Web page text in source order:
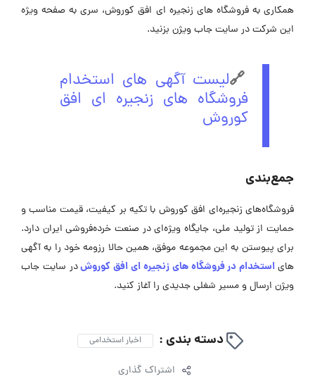
همکاری به فروشگاه های زنجیره ای افق کوروش، سری به صفحه ویژه
این شرکت در ‌سایت جاب ویژن بزنید.
🔗لیست آگهی های استخدام
فروشگاه های زنجیره ای افق
کوروش
جمع‌بندی
فروشگاه‌های زنجیره‌ای افق کوروش با تکیه بر کیفیت، قیمت مناسب و
حمایت از تولید ملی، جایگاه ویژه‌ای در صنعت خرده‌فروشی ایران دارد.
برای پیوستن به این مجموعه موفق، همین حالا رزومه خود را به آگهی
‌هایاستخدام در فروشگاه های زنجیره ای افق کوروشدر سایت جاب
ویژن ارسال و مسیر شغلی جدیدی را آغاز کنید.
دسته بندی : اخبار استخدامی
اشتراک گذاری